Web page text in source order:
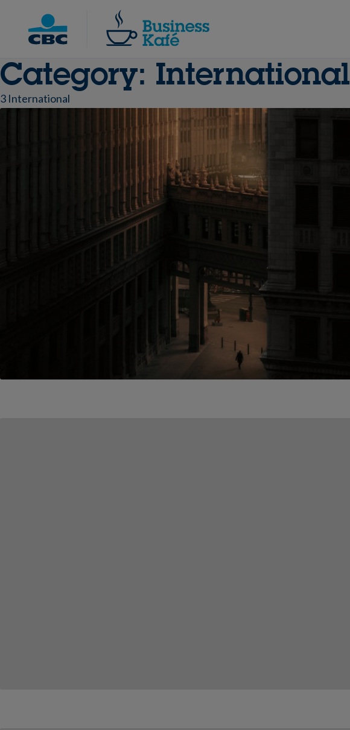
content
Chercher
Category: International
3 International